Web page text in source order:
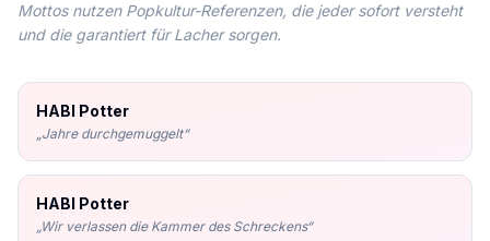
Mottos nutzen Popkultur-Referenzen, die jeder sofort versteht
und die garantiert für Lacher sorgen.
HABI Potter
„Jahre durchgemuggelt“
HABI Potter
„Wir verlassen die Kammer des Schreckens“